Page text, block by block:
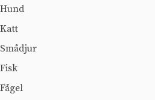
Hund
Katt
Smådjur
Fisk
Fågel